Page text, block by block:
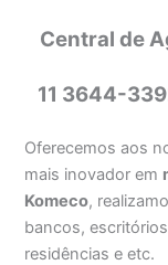
Central de
11 3644-
Oferecemos aos
mais inovador em
Komeco,
bancos,
residências e etc.